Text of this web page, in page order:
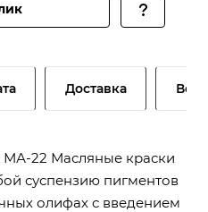
Доставка
МА-22 Масляные краски
суспензию пигментов
олифах с введением